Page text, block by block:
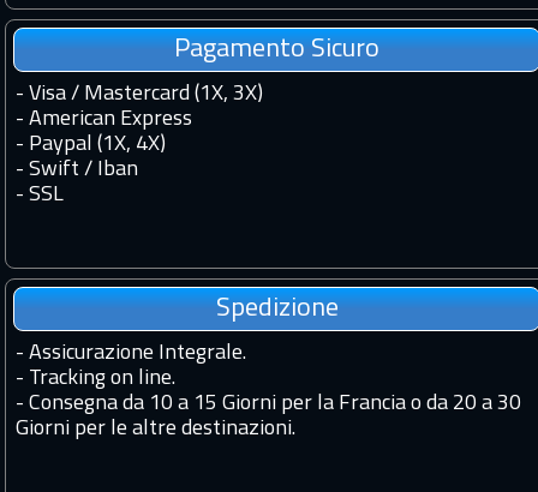
Pagamento Sicuro
- Visa / Mastercard (1X, 3X)
- American Express
- Paypal (1X, 4X)
- Swift / Iban
- SSL
Spedizione
- Assicurazione Integrale.
- Tracking on line.
- Consegna da 10 a 15 Giorni per la Francia o da 20 a 30
Giorni per le altre destinazioni.